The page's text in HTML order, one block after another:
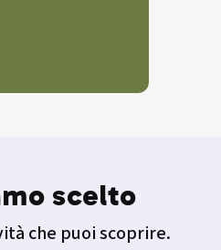
scelto
che puoi scoprire.